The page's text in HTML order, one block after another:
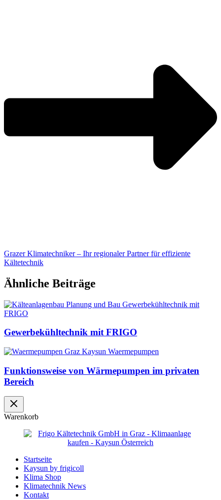
Grazer Klimatechniker – Ihr regionaler Partner für effiziente
Kältetechnik
Ähnliche Beiträge
Gewerbekühltechnik mit FRIGO
Funktionsweise von Wärmepumpen im privaten
Bereich
Warenkorb
Startseite
Kaysun by frigicoll
Klima Shop
Klimatechnik News
Kontakt